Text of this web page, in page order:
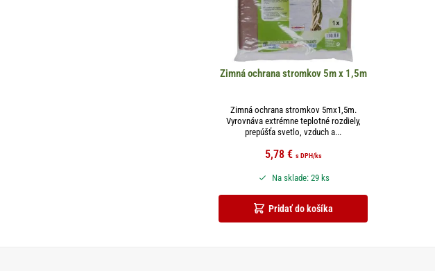
Zimná ochrana stromkov 5m x 1,5m
Zimná ochrana stromkov 5mx1,5m.
Vyrovnáva extrémne teplotné rozdiely,
prepúšťa svetlo, vzduch a...
5,78 € s DPH/ks
Pridať do košíka
Na sklade: 29 ks